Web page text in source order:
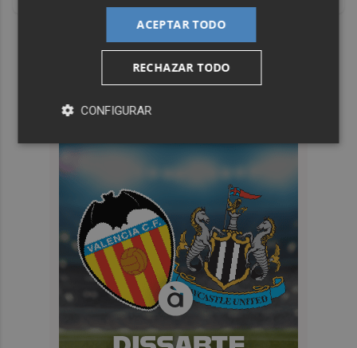
DISCOVER WITH
ACEPTAR TODO
RECHAZAR TODO
CONFIGURAR